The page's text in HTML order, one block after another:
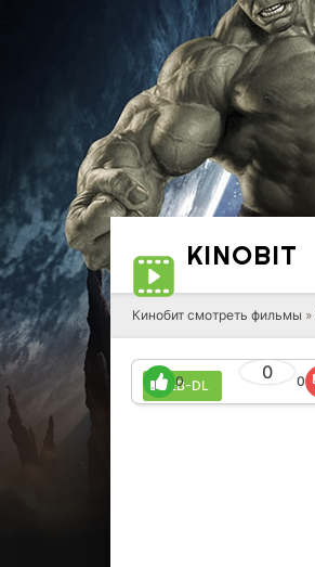
KINOBIT
Кинобит смотреть фильмы »
WEB-DL
0
0 0